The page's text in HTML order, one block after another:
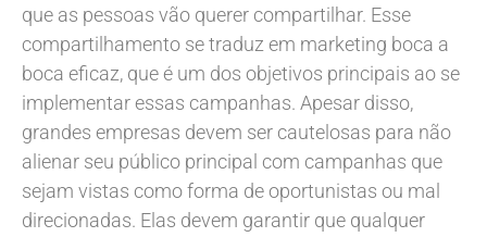
que as pessoas vão querer compartilhar. Esse
compartilhamento se traduz em marketing boca a
boca eficaz, que é um dos objetivos principais ao se
implementar essas campanhas. Apesar disso,
grandes empresas devem ser cautelosas para não
alienar seu público principal com campanhas que
sejam vistas como forma de oportunistas ou mal
direcionadas. Elas devem garantir que qualquer